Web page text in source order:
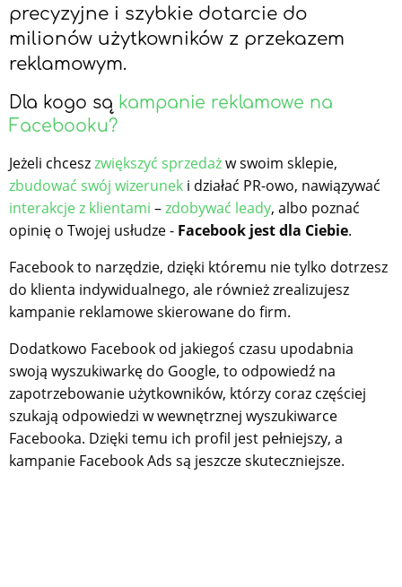
precyzyjne i szybkie dotarcie do
milionów użytkowników z przekazem
reklamowym.
Dla kogo są kampanie reklamowe na
Facebooku?
Jeżeli chceszzwiększyć sprzedażw swoim sklepie,
zbudować swój wizerunek i działać PR-owo, nawiązywać
interakcje z klientami –zdobywać leady, albo poznać
opinię o Twojej usłudze - Facebook jest dla Ciebie.
Facebook to narzędzie, dzięki któremu nie tylko dotrzesz
do klienta indywidualnego, ale również zrealizujesz
kampanie reklamowe skierowane do firm.
Dodatkowo Facebook od jakiegoś czasu upodabnia
swoją wyszukiwarkę do Google, to odpowiedź na
zapotrzebowanie użytkowników, którzy coraz częściej
szukają odpowiedzi w wewnętrznej wyszukiwarce
Facebooka. Dzięki temu ich profil jest pełniejszy, a
kampanie Facebook Ads są jeszcze skuteczniejsze.